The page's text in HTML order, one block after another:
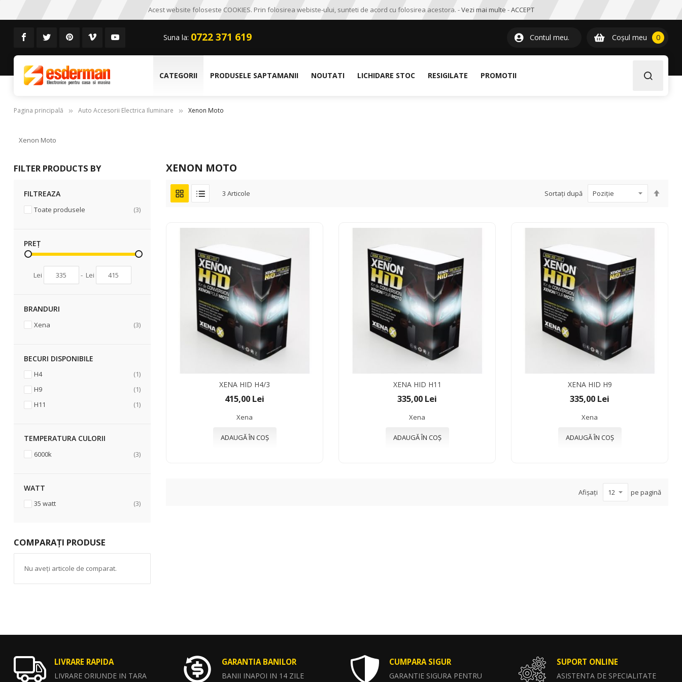
Acest website foloseste COOKIES. Prin folosirea webiste-ului, sunteti de acord cu folosirea acestora. -Vezi mai multe -ACCEPT
Suna la: 0722 371 619 Contul meu. Coșul meu 00item
CATEGORII PRODUSELE SAPTAMANII NOUTATI LICHIDARE STOC RESIGILATE PROMOTII
Pagina principală Auto Accesorii Electrica Iluminare Xenon Moto
Xenon Moto
XENON MOTO
3 Articole Sortați după
XENA HID H4/3
415,00 Lei
Xena
ADAUGĂ ÎN COȘ
XENA HID H11
335,00 Lei
Xena
ADAUGĂ ÎN COȘ
XENA HID H9
335,00 Lei
Xena
ADAUGĂ ÎN COȘ
Afișați pe pagină
FILTER PRODUCTS BY
FILTREAZA
Toate produsele 3articole
PREȚ
Lei - Lei
BRANDURI
Xena 3articole
BECURI DISPONIBILE
H4 1articol
H9
1articol
H11
1articol
TEMPERATURA CULORII
6000k 3articole
WATT
35 watt 3articole
COMPARAȚI PRODUSE
Nu aveți articole de comparat.
LIVRARE RAPIDA
LIVRARE ORIUNDE IN TARA
GARANTIA BANILOR
BANII INAPOI IN 14 ZILE
CUMPARA SIGUR
GARANTIE SIGURA PENTRU
SUPORT ONLINE
ASISTENTA DE SPECIALITATE